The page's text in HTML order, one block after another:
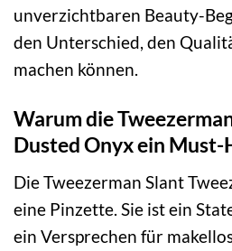
unverzichtbaren Beauty-
den Unterschied, den
machen können.
Warum die
Dusted Onyx ein Must-
Die Tweezerman Slant
eine Pinzette. Sie ist ein
ein Versprechen für